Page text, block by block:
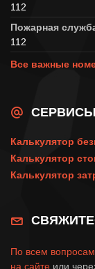
112
Пожарная
112
Все важные
СЕРВИСЫ
Калькулятор
Калькулятор
Калькулятор
По всем
на сайте или